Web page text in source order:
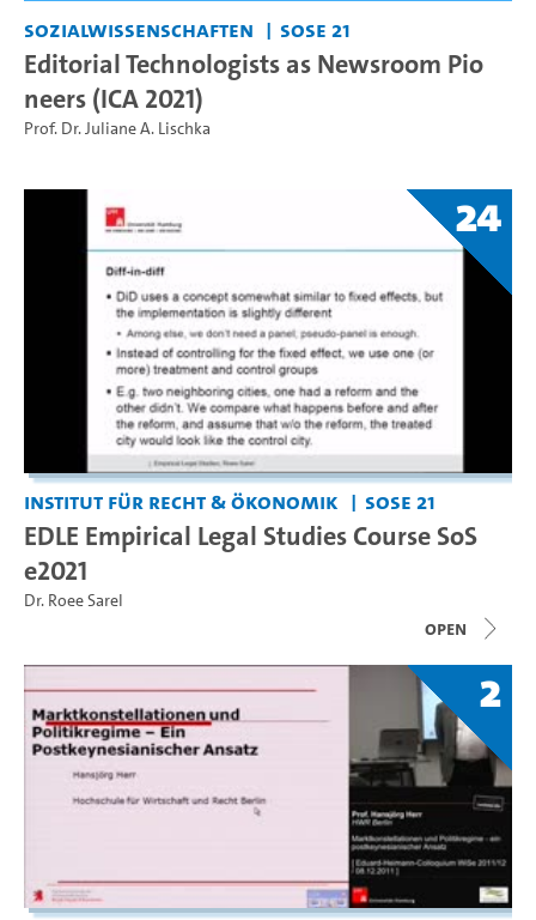
Sozialwissenschaften SoSe 21
Editorial Technologists as Newsroom Pio
neers (ICA 2021)
Prof. Dr. Juliane A. Lischka
24
Institut für Recht & Ökonomik SoSe 21
EDLE Empirical Legal Studies Course SoS
e2021
Dr. Roee Sarel
open
2